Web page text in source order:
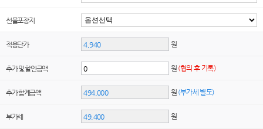
선물포장지
적용단가 원
추가 및 할인금액 원 (협의 후 기록)
추가 합계금액 원 (부가세 별도)
부가세 원